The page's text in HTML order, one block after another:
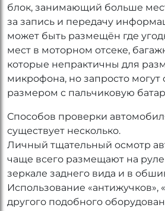
блок, занимающий больше
за запись и передачу
может быть размещён где
мест в моторном отсеке,
которые непрактичны для
микрофона, но запросто могут
размером с пальчиковую
Способов проверки
существует несколько.
Личный тщательный осмотр
чаще всего размещают на
зеркале заднего вида и в
Использование «антижучков»,
другого подобного